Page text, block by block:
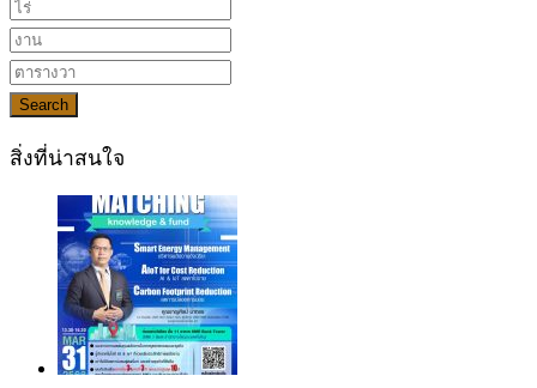
Search
สิ่งที่น่าสนใจ